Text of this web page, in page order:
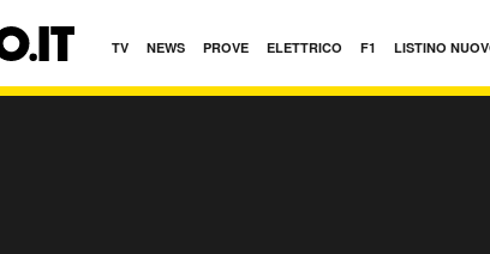
TV NEWS PROVE ELETTRICO F1 LISTINO